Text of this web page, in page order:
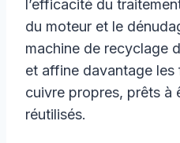
l’efficacité du
du moteur et le
machine de recyclage
et affine davantage les
cuivre propres, prêts à
réutilisés.